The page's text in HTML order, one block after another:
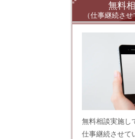
無料
（仕事継続さ
無料相談実施し
仕事継続させて